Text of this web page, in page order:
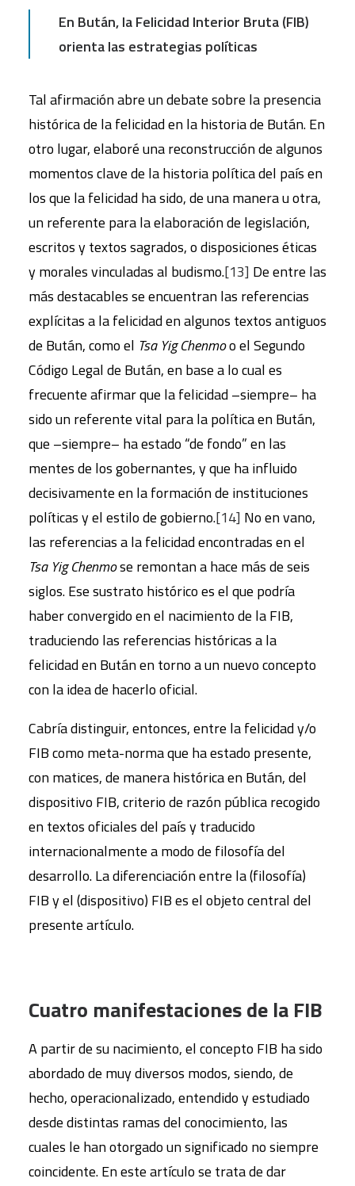
En Bután, la Felicidad Interior Bruta (FIB)
orienta las estrategias políticas
Tal afirmación abre un debate sobre la presencia
histórica de la felicidad en la historia de Bután. En
otro lugar, elaboré una reconstrucción de algunos
momentos clave de la historia política del país en
los que la felicidad ha sido, de una manera u otra,
un referente para la elaboración de legislación,
escritos y textos sagrados, o disposiciones éticas
y morales vinculadas al budismo.[13] De entre las
más destacables se encuentran las referencias
explícitas a la felicidad en algunos textos antiguos
de Bután, como el Tsa Yig Chenmoo el Segundo
Código Legal de Bután, en base a lo cual es
frecuente afirmar que la felicidad –siempre– ha
sido un referente vital para la política en Bután,
que –siempre– ha estado “de fondo” en las
mentes de los gobernantes, y que ha influido
decisivamente en la formación de instituciones
políticas y el estilo de gobierno.[14] No en vano,
las referencias a la felicidad encontradas en el
Tsa Yig Chenmose remontan a hace más de seis
siglos. Ese sustrato histórico es el que podría
haber convergido en el nacimiento de la FIB,
traduciendo las referencias históricas a la
felicidad en Bután en torno a un nuevo concepto
con la idea de hacerlo oficial.
Cabría distinguir, entonces, entre la felicidad y/o
FIB como meta-norma que ha estado presente,
con matices, de manera histórica en Bután, del
dispositivo FIB, criterio de razón pública recogido
en textos oficiales del país y traducido
internacionalmente a modo de filosofía del
desarrollo. La diferenciación entre la (filosofía)
FIB y el (dispositivo) FIB es el objeto central del
presente artículo.
Cuatro manifestaciones de la FIB
A partir de su nacimiento, el concepto FIB ha sido
abordado de muy diversos modos, siendo, de
hecho, operacionalizado, entendido y estudiado
desde distintas ramas del conocimiento, las
cuales le han otorgado un significado no siempre
coincidente. En este artículo se trata de dar